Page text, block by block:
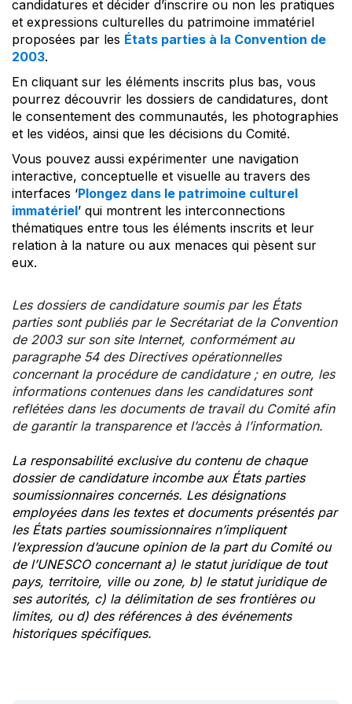
candidatures et décider d’inscrire ou non les pratiques
et expressions culturelles du patrimoine immatériel
proposées par les États parties à la Convention de
2003.
En cliquant sur les éléments inscrits plus bas, vous
pourrez découvrir les dossiers de candidatures, dont
le consentement des communautés, les photographies
et les vidéos, ainsi que les décisions du Comité.
Vous pouvez aussi expérimenter une navigation
interactive, conceptuelle et visuelle au travers des
interfaces ‘Plongez dans le patrimoine culturel
immatériel’ qui montrent les interconnections
thématiques entre tous les éléments inscrits et leur
relation à la nature ou aux menaces qui pèsent sur
eux.
Les dossiers de candidature soumis par les États
parties sont publiés par le Secrétariat de la Convention
de 2003 sur son site Internet, conformément au
paragraphe 54 des Directives opérationnelles
concernant la procédure de candidature ; en outre, les
informations contenues dans les candidatures sont
reflétées dans les documents de travail du Comité afin
de garantir la transparence et l’accès à l’information.
La responsabilité exclusive du contenu de chaque
dossier de candidature incombe aux États parties
soumissionnaires concernés. Les désignations
employées dans les textes et documents présentés par
les États parties soumissionnaires n’impliquent
l’expression d’aucune opinion de la part du Comité ou
de l’UNESCO concernant a) le statut juridique de tout
pays, territoire, ville ou zone, b) le statut juridique de
ses autorités, c) la délimitation de ses frontières ou
limites, ou d) des références à des événements
historiques spécifiques.